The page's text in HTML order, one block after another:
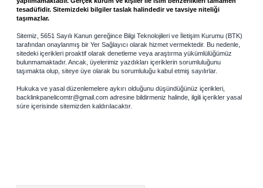
tesadüfidir. Sitemizdeki bilgiler taslak halindedir ve tavsiye niteliği
taşımazlar.
Sitemiz, 5651 Sayılı Kanun gereğince Bilgi Teknolojileri ve İletişim Kurumu (BTK)
tarafından onaylanmış bir Yer Sağlayıcı olarak hizmet vermektedir. Bu nedenle,
sitedeki içerikleri proaktif olarak denetleme veya araştırma yükümlülüğümüz
bulunmamaktadır. Ancak, üyelerimiz yazdıkları içeriklerin sorumluluğunu
taşımakta olup, siteye üye olarak bu sorumluluğu kabul etmiş sayılırlar.
Hukuka ve yasal düzenlemelere aykırı olduğunu düşündüğünüz içerikleri,
backlinkpanelicomtr@gmail.com adresine bildirmeniz halinde, ilgili içerikler yasal
süre içerisinde sitemizden kaldırılacaktır.